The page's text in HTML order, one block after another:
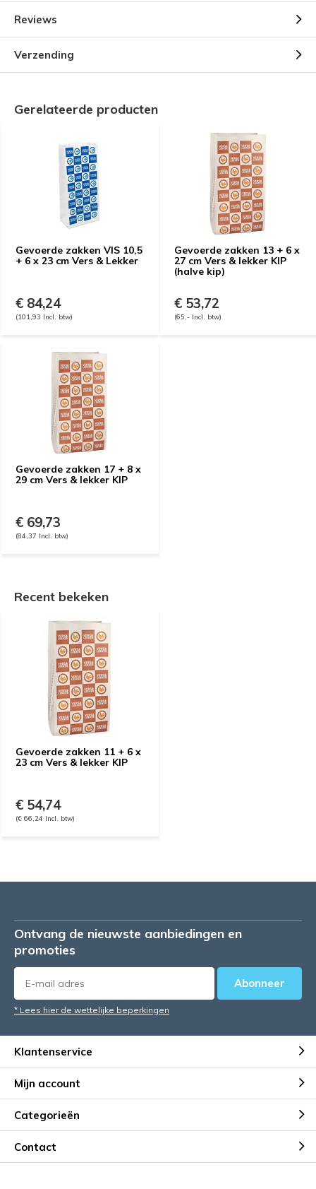
Reviews
Verzending
Gerelateerde producten
Gevoerde zakken VIS 10,5
+ 6 x 23 cm Vers & Lekker
€ 84,24
(101,93 Incl. btw)
Gevoerde zakken 13 + 6 x
27 cm Vers & lekker KIP
(halve kip)
€ 53,72
(65,- Incl. btw)
Gevoerde zakken 17 + 8 x
29 cm Vers & lekker KIP
€ 69,73
(84,37 Incl. btw)
Recent bekeken
Gevoerde zakken 11 + 6 x
23 cm Vers & lekker KIP
€ 54,74
(€ 66,24 Incl. btw)
Ontvang de nieuwste aanbiedingen en
promoties
Abonneer
* Lees hier de wettelijke beperkingen
Klantenservice
Mijn account
Categorieën
Contact